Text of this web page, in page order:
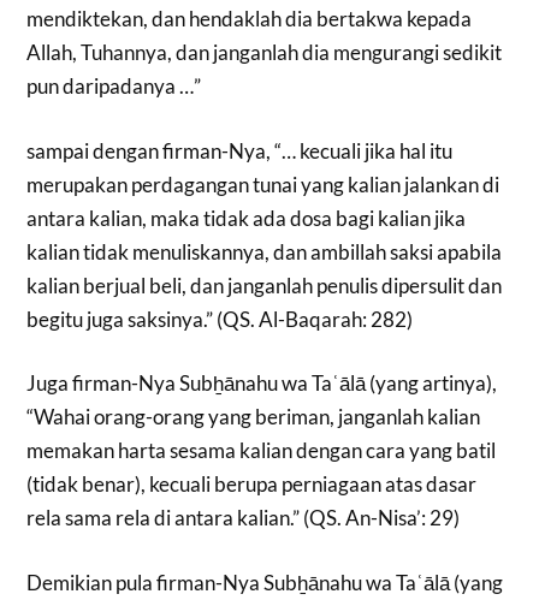
mendiktekan, dan hendaklah dia bertakwa kepada
Allah, Tuhannya, dan janganlah dia mengurangi sedikit
pun daripadanya …”
sampai dengan firman-Nya, “… kecuali jika hal itu
merupakan perdagangan tunai yang kalian jalankan di
antara kalian, maka tidak ada dosa bagi kalian jika
kalian tidak menuliskannya, dan ambillah saksi apabila
kalian berjual beli, dan janganlah penulis dipersulit dan
begitu juga saksinya.” (QS. Al-Baqarah: 282)
Juga firman-Nya Subẖānahu wa Taʿālā (yang artinya),
“Wahai orang-orang yang beriman, janganlah kalian
memakan harta sesama kalian dengan cara yang batil
(tidak benar), kecuali berupa perniagaan atas dasar
rela sama rela di antara kalian.” (QS. An-Nisa’: 29)
Demikian pula firman-Nya Subẖānahu wa Taʿālā (yang